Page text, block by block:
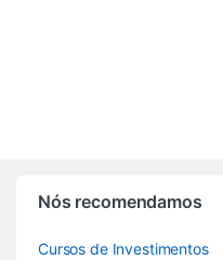
Nós recomendamos
Cursos de Investimentos